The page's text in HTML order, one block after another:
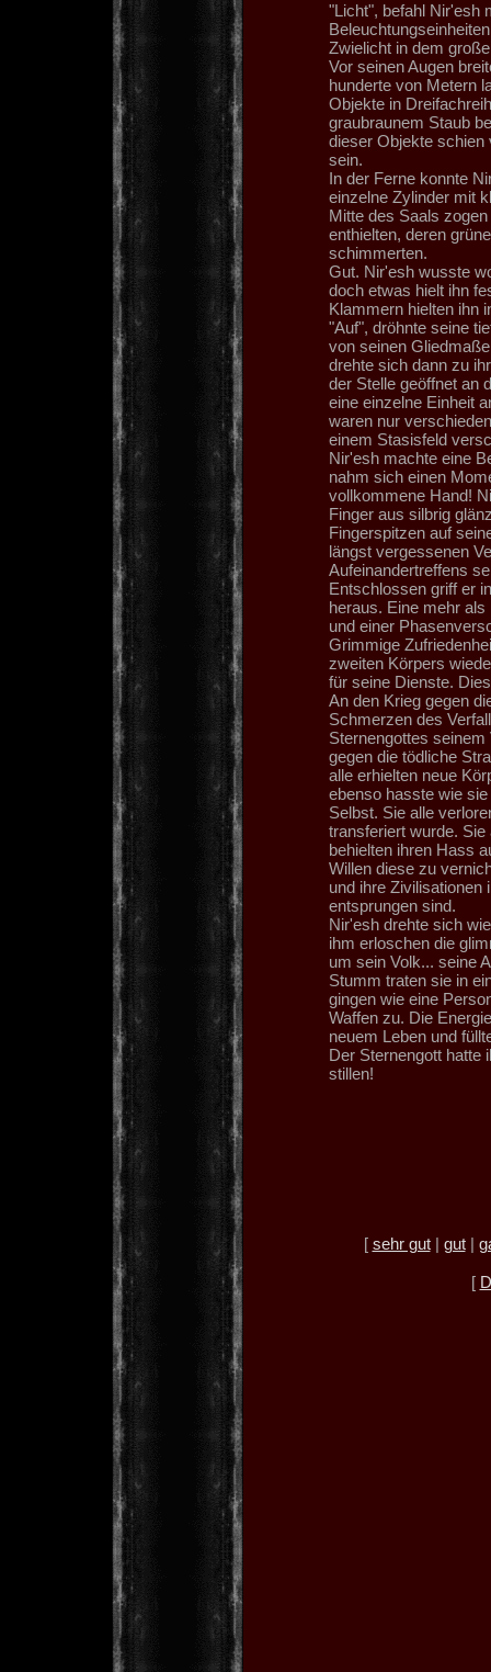
"Licht", befahl Nir'esh
Zwielicht in dem
Vor seinen Augen
hunderte von Metern
Objekte in
graubraunem Staub
dieser Objekte
sein.
In der Ferne konnte
einzelne Zylinder mit
Mitte des Saals
enthielten, deren
schimmerten.
Gut. Nir'esh wusste
doch etwas hielt ihn
Klammern hielten ihn
"Auf", dröhnte seine
von seinen
drehte sich dann zu
der Stelle geöffnet an
eine einzelne Einheit
waren nur
einem Stasisfeld
Nir'esh machte eine
nahm sich einen
vollkommene Hand!
Finger aus silbrig
Fingerspitzen auf
längst vergessenen
Aufeinandertreffens
Entschlossen griff er
heraus. Eine mehr
und einer
Grimmige
zweiten Körpers
für seine Dienste.
An den Krieg gegen
Schmerzen des
Sternengottes
gegen die tödliche
alle erhielten neue
ebenso hasste wie
Selbst. Sie alle
transferiert wurde. Sie
behielten ihren Hass
Willen diese zu
und ihre Zivilisationen
entsprungen sind.
Nir'esh drehte sich
ihm erloschen die
um sein Volk... seine
Stumm traten sie in
gingen wie eine
Waffen zu. Die
neuem Leben und
Der Sternengott hatte
stillen!
[ sehr gut| gut|
[